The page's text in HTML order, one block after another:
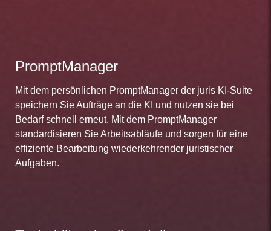
PromptManager
Mit dem persönlichen PromptManager der juris KI-Suite
speichern Sie Aufträge an die KI und nutzen sie bei
Bedarf schnell erneut. Mit dem PromptManager
standardisieren Sie Arbeitsabläufe und sorgen für eine
effiziente Bearbeitung wiederkehrender juristischer
Aufgaben.